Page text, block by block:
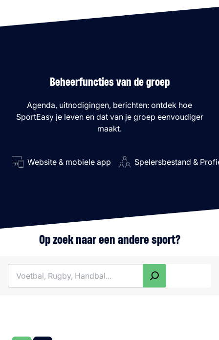
Beheerfuncties van de groep
Agenda, uitnodigingen, berichten: ontdek hoe
SportEasy je leven en dat van je groep eenvoudiger
maakt.
Website & mobiele app Spelersbestand &
Op zoek naar een andere sport?